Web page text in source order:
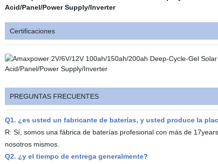
Certificaciones
PREGUNTAS FRECUENTES
Q1. ¿es usted un fabricante de baterías, y usted produce la
R: Sí, somos una fábrica de baterías profesional con más de
nosotros mismos.
Q2. ¿y el tiempo de entrega generalmente?